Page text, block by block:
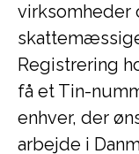
virksomheder
Registrering
få et Tin-
enhver, der
arbejde i